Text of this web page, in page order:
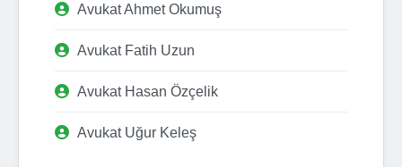
Avukat Ahmet Okumuş
Avukat Fatih Uzun
Avukat Hasan Özçelik
Avukat Uğur Keleş